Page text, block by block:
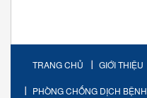
TRANG CHỦ GIỚI THIỆU
PHÒNG CHỐNG DỊCH BỆNH